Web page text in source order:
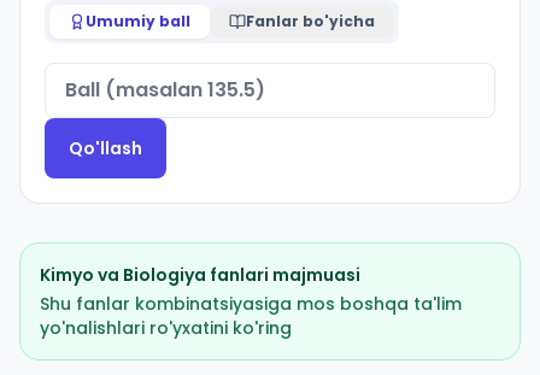
Umumiy ball Fanlar bo'yicha
Qo'llash
Kimyo va Biologiya fanlari majmuasi
Shu fanlar kombinatsiyasiga mos boshqa ta'lim
yo'nalishlari ro'yxatini ko'ring